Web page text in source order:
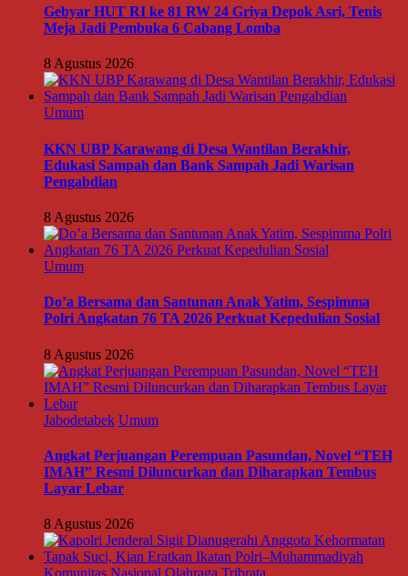
Gebyar HUT RI ke 81 RW 24 Griya Depok Asri, Tenis
Meja Jadi Pembuka 6 Cabang Lomba
8 Agustus 2026
Umum
KKN UBP Karawang di Desa Wantilan Berakhir,
Edukasi Sampah dan Bank Sampah Jadi Warisan
Pengabdian
8 Agustus 2026
Umum
Do’a Bersama dan Santunan Anak Yatim, Sespimma
Polri Angkatan 76 TA 2026 Perkuat Kepedulian Sosial
8 Agustus 2026
Jabodetabek Umum
Angkat Perjuangan Perempuan Pasundan, Novel “TEH
IMAH” Resmi Diluncurkan dan Diharapkan Tembus
Layar Lebar
8 Agustus 2026
Komunitas Nasional Olahraga Tribrata